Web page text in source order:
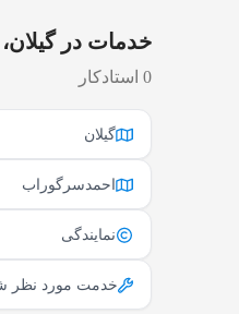
خدمات در
0 استادکار
گیلان
احمدسرگوراب
نمایندگی
خدمت مورد نظر